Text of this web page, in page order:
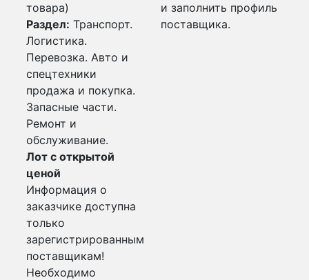
товара)
Раздел: Транспорт.
Логистика.
Перевозка. Авто и
спецтехники
продажа и покупка.
Запасные части.
Ремонт и
обслуживание.
Лот с открытой
ценой
Информация о
заказчике доступна
только
зарегистрированным
поставщикам!
Необходимо
и заполнить профиль
поставщика.